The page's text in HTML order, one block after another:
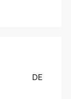
DE